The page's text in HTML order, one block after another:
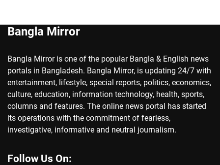
Bangla Mirror
Bangla Mirror is one of the popular Bangla & English news
portals in Bangladesh. Bangla Mirror, is updating 24/7 with
entertainment, lifestyle, special reports, politics, economics,
culture, education, information technology, health, sports,
columns and features. The online news portal has started
its operations with the commitment of fearless,
investigative, informative and neutral journalism.
Follow Us On: